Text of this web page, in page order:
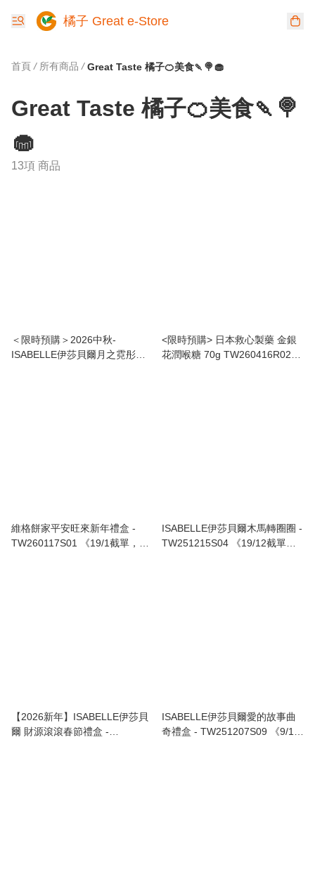
橘子 Great e-Store
首頁 / 所有商品 / Great Taste 橘子🍊美食🍡🍭🧁
Great Taste 橘子🍊美食🍡🍭
🧁
13項 商品
＜限時預購＞2026中秋-
ISABELLE伊莎貝爾月之霓彤禮
<限時預購> 日本救心製藥 金銀
花潤喉糖 70g TW260416R02
維格餅家平安旺來新年禮盒 -
TW260117S01 《19/1截單，預
ISABELLE伊莎貝爾木馬轉圈圈 -
TW251215S04 《19/12截單，
【2026新年】ISABELLE伊莎貝
爾 財源滾滾春節禮盒 -
ISABELLE伊莎貝爾愛的故事曲
奇禮盒 - TW251207S09 《9/12